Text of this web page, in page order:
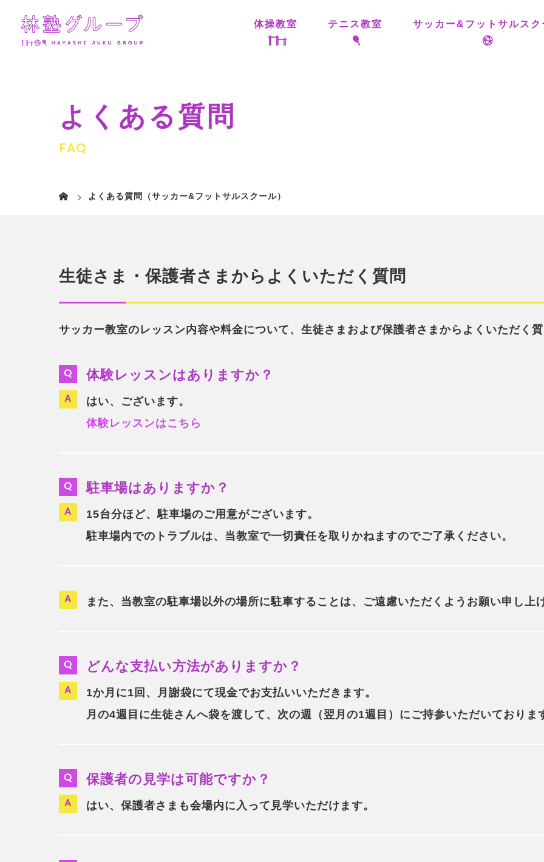
体操教室 テニス教室 サッカー&フットサルスク
よくある質問
FAQ
よくある質問（サッカー&フットサルスクール）
生徒さま・保護者さまからよくいただく質問
サッカー教室のレッスン内容や料金について、生徒さまおよび保護者さまからよくいただく質
体験レッスンはありますか？
はい、ございます。
体験レッスンはこちら
駐車場はありますか？
15台分ほど、駐車場のご用意がございます。
駐車場内でのトラブルは、当教室で一切責任を取りかねますのでご了承ください。
また、当教室の駐車場以外の場所に駐車することは、ご遠慮いただくようお願い申し上
どんな支払い方法がありますか？
1か月に1回、月謝袋にて現金でお支払いいただきます。
月の4週目に生徒さんへ袋を渡して、次の週（翌月の1週目）にご持参いただいておりま
保護者の見学は可能ですか？
はい、保護者さまも会場内に入って見学いただけます。